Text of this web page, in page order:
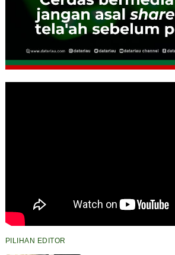
PILIHAN EDITOR